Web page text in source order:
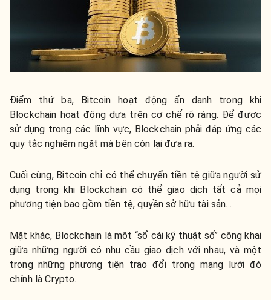
Điểm thứ ba, Bitcoin hoạt động ẩn danh trong khi
Blockchain hoạt động dựa trên cơ chế rõ ràng. Để được
sử dụng trong các lĩnh vực, Blockchain phải đáp ứng các
quy tắc nghiêm ngặt mà bên còn lại đưa ra.
Cuối cùng, Bitcoin chỉ có thể chuyển tiền tệ giữa người sử
dụng trong khi Blockchain có thể giao dịch tất cả mọi
phương tiện bao gồm tiền tệ, quyền sở hữu tài sản…
Mặt khác, Blockchain là một “sổ cái kỹ thuật số” công khai
giữa những người có nhu cầu giao dịch với nhau, và một
trong những phương tiện trao đổi trong mạng lưới đó
chính là Crypto.